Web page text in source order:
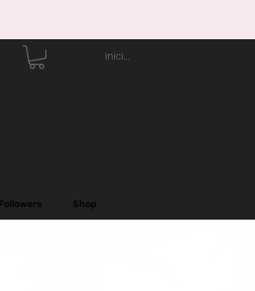
Iniciar sesión
Followers Shop